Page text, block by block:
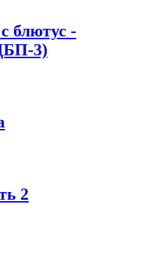
блютус -
3)
2